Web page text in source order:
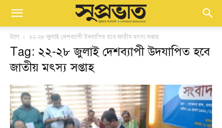
ট্যাগ ২২-২৮ জুলাই দেশব্যাপী উদযাপিত হবে জাতীয় মৎস্য সপ্তাহ
Tag: ২২-২৮ জুলাই দেশব্যাপী উদযাপিত হবে
জাতীয় মৎস্য সপ্তাহ